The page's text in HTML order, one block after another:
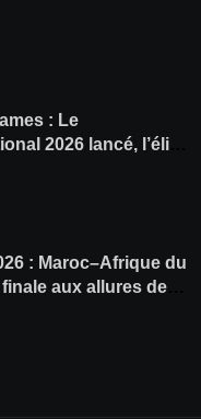
: Le
2026 lancé, l’élite
du sacre
: Maroc–Afrique du
aux allures de